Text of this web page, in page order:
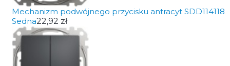
Mechanizm podwójnego przycisku antracyt SDD114118
Sedna22,92 zł